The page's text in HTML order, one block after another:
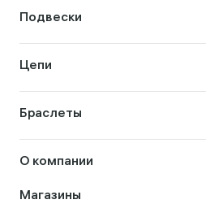
Подвески
Цепи
Браслеты
О компании
Магазины